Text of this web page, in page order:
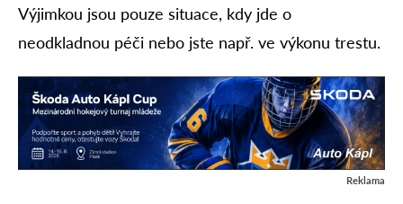
Výjimkou jsou pouze situace, kdy jde o
neodkladnou péči nebo jste např. ve výkonu trestu.
Reklama